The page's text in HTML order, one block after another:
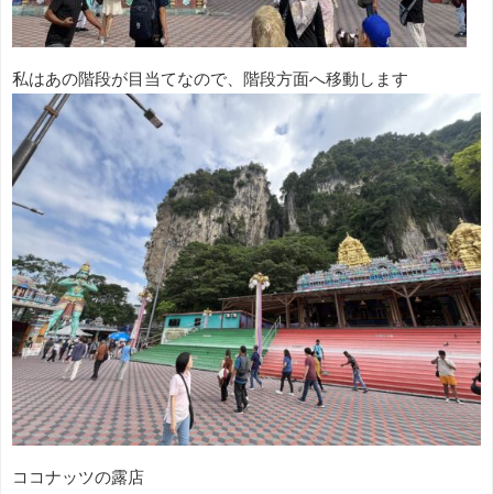
私はあの階段が目当てなので、階段方面へ移動します
ココナッツの露店